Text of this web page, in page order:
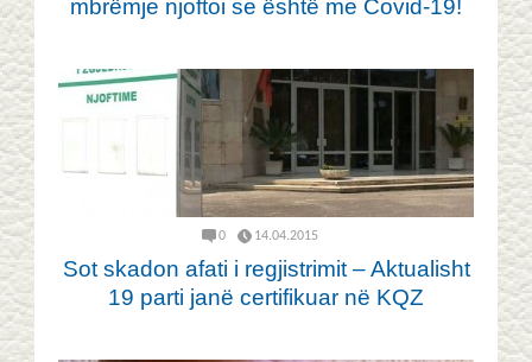
mbrëmje njoftoi se është me Covid-19!
0 14.04.2015
Sot skadon afati i regjistrimit – Aktualisht
19 parti janë certifikuar në KQZ